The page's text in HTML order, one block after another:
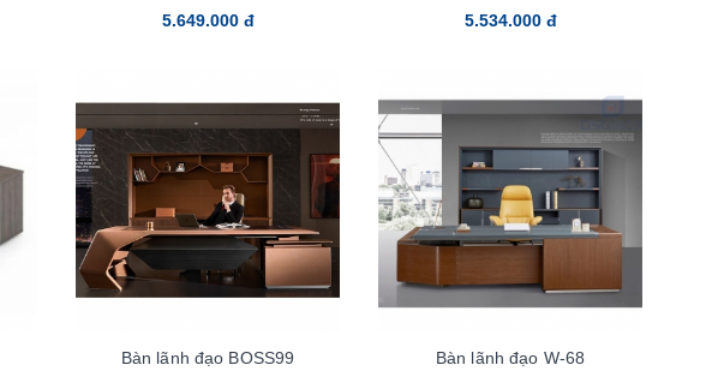
5.649.000 đ 5.534.000 đ
Bàn lãnh đạo BOSS99 Bàn lãnh đạo W-68